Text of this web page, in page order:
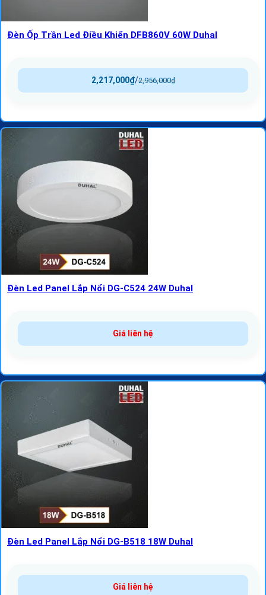
Đèn Ốp Trần Led Điều Khiển DFB860V 60W Duhal
2,956,000₫
/
2,217,000₫
Đèn Led Panel Lắp Nổi DG-C524 24W Duhal
Giá liên hệ
Đèn Led Panel Lắp Nổi DG-B518 18W Duhal
Giá liên hệ